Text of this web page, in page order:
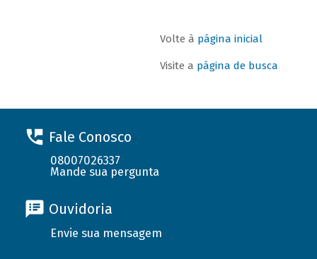
Volte à página inicial
Visite a página de busca
Fale Conosco
08007026337
Mande sua pergunta
Ouvidoria
Envie sua mensagem